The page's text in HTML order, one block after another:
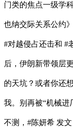
门类的焦点一级学
也纳交际关系公约
#对越侵占还击和 #
后，伊朗新带领层
的天坑？或者你还
我。别再被“机械进
不测，#陈妍希 发